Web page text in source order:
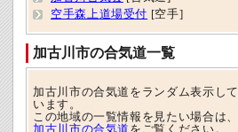
空手森上道場受付 [空手]
加古川市の合気道一覧
加古川市の合気道をランダム表示して
います。
この地域の一覧情報を見たい場合は、
加古川市の合気道 をご覧ください。